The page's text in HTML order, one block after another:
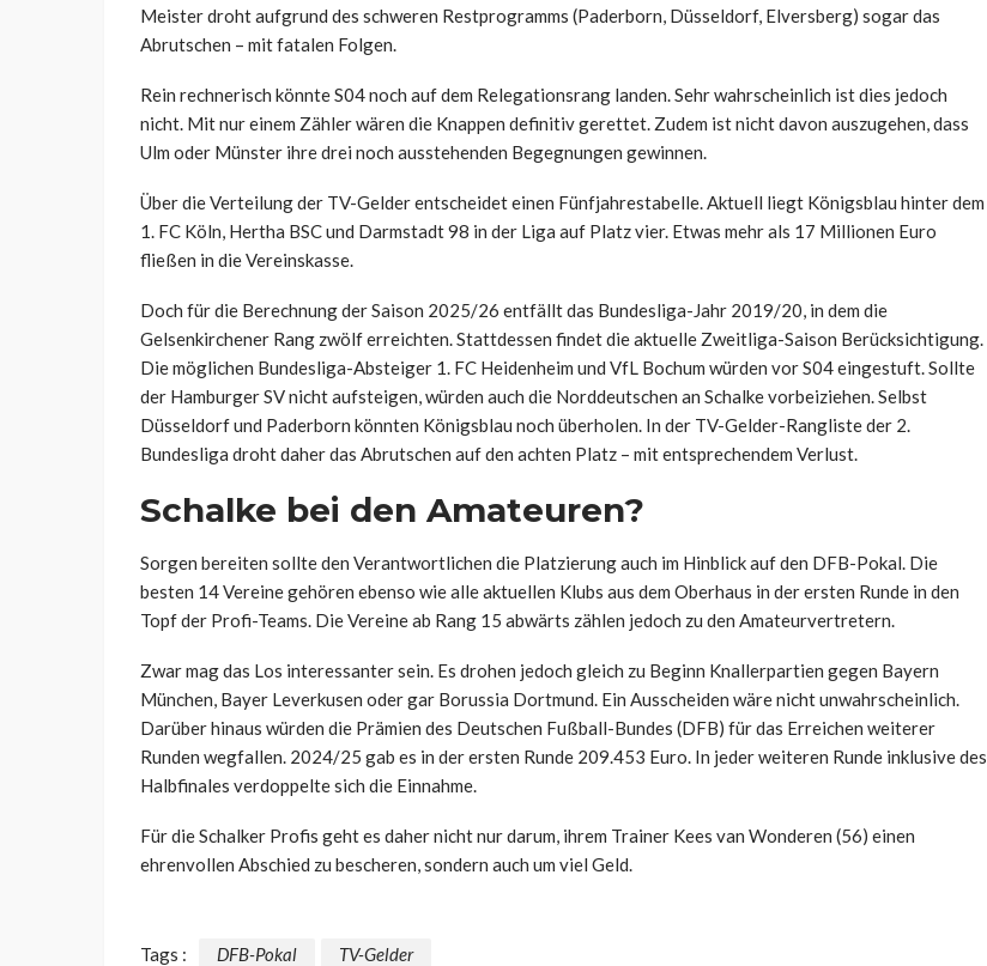
Meister droht aufgrund des schweren Restprogramms (Paderborn, Düsseldorf, Elversberg) sogar das
Abrutschen – mit fatalen Folgen.
Rein rechnerisch könnte S04 noch auf dem Relegationsrang landen. Sehr wahrscheinlich ist dies jedoch
nicht. Mit nur einem Zähler wären die Knappen definitiv gerettet. Zudem ist nicht davon auszugehen, dass
Ulm oder Münster ihre drei noch ausstehenden Begegnungen gewinnen.
Über die Verteilung der TV-Gelder entscheidet einen Fünfjahrestabelle. Aktuell liegt Königsblau hinter dem
1. FC Köln, Hertha BSC und Darmstadt 98 in der Liga auf Platz vier. Etwas mehr als 17 Millionen Euro
fließen in die Vereinskasse.
Doch für die Berechnung der Saison 2025/26 entfällt das Bundesliga-Jahr 2019/20, in dem die
Gelsenkirchener Rang zwölf erreichten. Stattdessen findet die aktuelle Zweitliga-Saison Berücksichtigung.
Die möglichen Bundesliga-Absteiger 1. FC Heidenheim und VfL Bochum würden vor S04 eingestuft. Sollte
der Hamburger SV nicht aufsteigen, würden auch die Norddeutschen an Schalke vorbeiziehen. Selbst
Düsseldorf und Paderborn könnten Königsblau noch überholen. In der TV-Gelder-Rangliste der 2.
Bundesliga droht daher das Abrutschen auf den achten Platz – mit entsprechendem Verlust.
Schalke bei den Amateuren?
Sorgen bereiten sollte den Verantwortlichen die Platzierung auch im Hinblick auf den DFB-Pokal. Die
besten 14 Vereine gehören ebenso wie alle aktuellen Klubs aus dem Oberhaus in der ersten Runde in den
Topf der Profi-Teams. Die Vereine ab Rang 15 abwärts zählen jedoch zu den Amateurvertretern.
Zwar mag das Los interessanter sein. Es drohen jedoch gleich zu Beginn Knallerpartien gegen Bayern
München, Bayer Leverkusen oder gar Borussia Dortmund. Ein Ausscheiden wäre nicht unwahrscheinlich.
Darüber hinaus würden die Prämien des Deutschen Fußball-Bundes (DFB) für das Erreichen weiterer
Runden wegfallen. 2024/25 gab es in der ersten Runde 209.453 Euro. In jeder weiteren Runde inklusive des
Halbfinales verdoppelte sich die Einnahme.
Für die Schalker Profis geht es daher nicht nur darum, ihrem Trainer Kees van Wonderen (56) einen
ehrenvollen Abschied zu bescheren, sondern auch um viel Geld.
Tags : DFB-Pokal TV-Gelder